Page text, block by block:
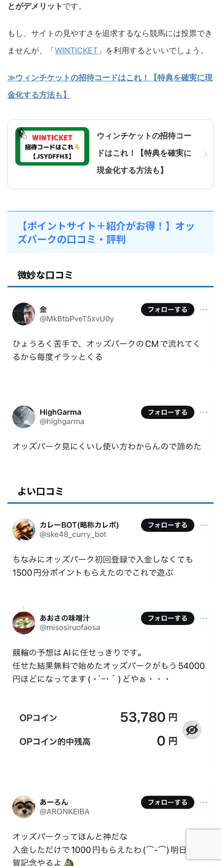
とがデメリット です。
もし、サイトの見やすさを追求するなら競馬には投票でき
ませんが、「WINTICKET 」を利用するといいでしょう。
≫ウィンチケットの招待コードはこれ！【特典を確実に現
金化する方法も】
ウィンチケットの招待コー
ドはこれ！【特典を確実に
現金化する方法も】
【ポイントサイト＋紹介がお得！】オッ
ズパークの口コミ・評判
微妙な口コミ
よい口コミ